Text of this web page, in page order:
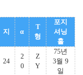
지 α
T
형
포지
셔닝
홀
24
2
0
Z
Y
75년
3월 9
일